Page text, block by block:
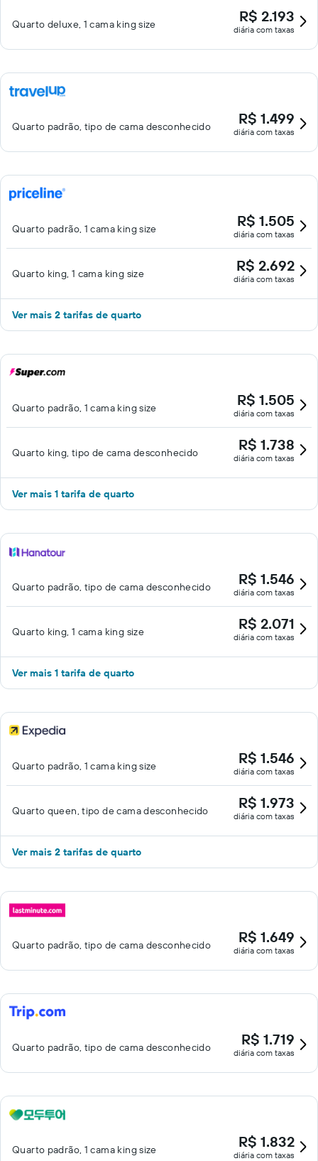
Quarto deluxe, 1 cama king size R$ 2.193
diária com taxas
Quarto padrão, tipo de cama desconhecido R$ 1.499
diária com taxas
Quarto padrão, 1 cama king size R$ 1.505
diária com taxas
Quarto king, 1 cama king size R$ 2.692
diária com taxas
Ver mais 2 tarifas de quarto
Quarto padrão, 1 cama king size R$ 1.505
diária com taxas
Quarto king, tipo de cama desconhecido R$ 1.738
diária com taxas
Ver mais 1 tarifa de quarto
Quarto padrão, tipo de cama desconhecido R$ 1.546
diária com taxas
Quarto king, 1 cama king size R$ 2.071
diária com taxas
Ver mais 1 tarifa de quarto
Quarto padrão, 1 cama king size R$ 1.546
diária com taxas
Quarto queen, tipo de cama desconhecido R$ 1.973
diária com taxas
Ver mais 2 tarifas de quarto
Quarto padrão, tipo de cama desconhecido R$ 1.649
diária com taxas
Quarto padrão, tipo de cama desconhecido R$ 1.719
diária com taxas
Quarto padrão, 1 cama king size R$ 1.832
diária com taxas